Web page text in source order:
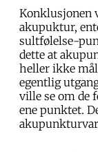
Konklusjonen
akupuktur,
sultfølelse-
dette at
heller ikke
egentlig
ville se om de
ene punktet.